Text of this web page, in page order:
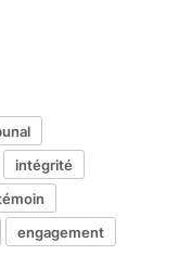
intégrité
engagement